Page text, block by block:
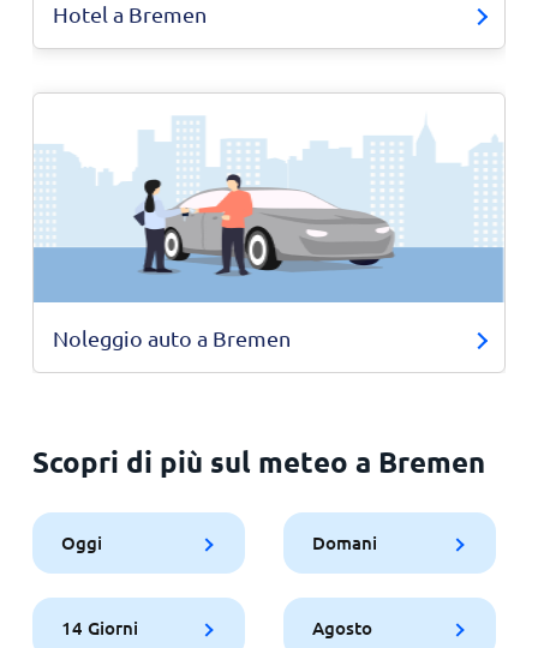
Hotel a Bremen
Noleggio auto a Bremen
Scopri di più sul meteo a Bremen
Oggi Domani
14 Giorni Agosto